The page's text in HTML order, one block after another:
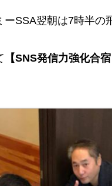
SSA翌朝は7時半の
【SNS発信力強化合